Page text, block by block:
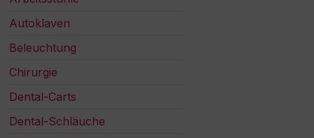
Autoklaven
Beleuchtung
Chirurgie
Dental-Carts
Dental-Schläuche